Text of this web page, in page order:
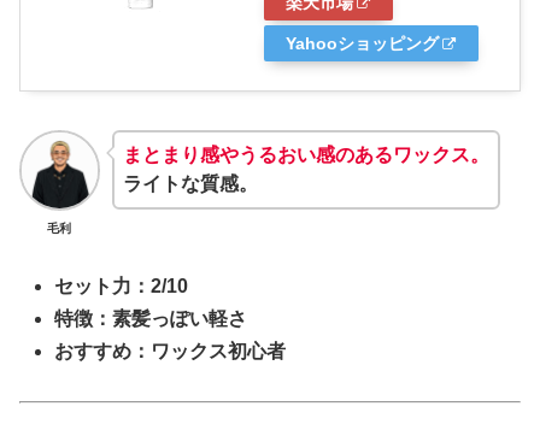
Yahooショッピング
毛利
まとまり感やうるおい感のあるワックス。
ライトな質感。
セット力：2/10
特徴：素髪っぽい軽さ
おすすめ：ワックス初心者